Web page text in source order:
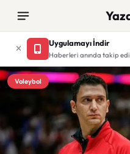
Uygulamayı İndir
Haberleri anında takip
Voleybol